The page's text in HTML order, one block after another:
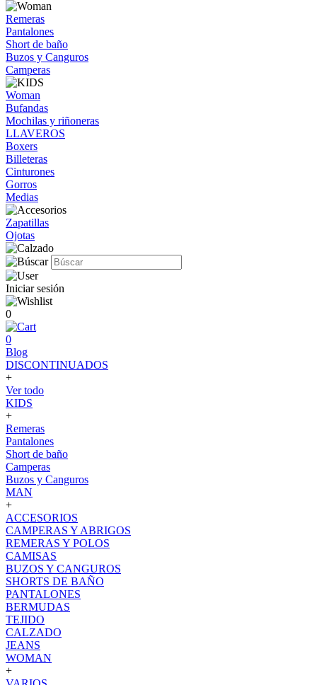
Remeras
Pantalones
Short de baño
Buzos y Canguros
Camperas
Woman
Bufandas
Mochilas y riñoneras
LLAVEROS
Boxers
Billeteras
Cinturones
Gorros
Medias
Zapatillas
Ojotas
Iniciar sesión
0
0
Blog
DISCONTINUADOS
+
Ver todo
KIDS
+
Remeras
Pantalones
Short de baño
Camperas
Buzos y Canguros
MAN
+
ACCESORIOS
CAMPERAS Y ABRIGOS
REMERAS Y POLOS
CAMISAS
BUZOS Y CANGUROS
SHORTS DE BAÑO
PANTALONES
BERMUDAS
TEJIDO
CALZADO
JEANS
WOMAN
+